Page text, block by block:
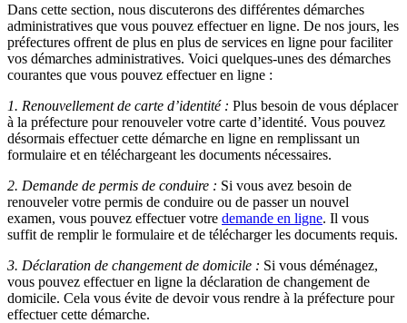
Dans cette section, nous discuterons des différentes démarches
administratives que vous pouvez effectuer en ligne. De nos jours, les
préfectures offrent de plus en plus de services en ligne pour faciliter
vos démarches administratives. Voici quelques-unes des démarches
courantes que vous pouvez effectuer en ligne :
1. Renouvellement de carte d’identité : Plus besoin de vous déplacer
à la préfecture pour renouveler votre carte d’identité. Vous pouvez
désormais effectuer cette démarche en ligne en remplissant un
formulaire et en téléchargeant les documents nécessaires.
2. Demande de permis de conduire : Si vous avez besoin de
renouveler votre permis de conduire ou de passer un nouvel
examen, vous pouvez effectuer votre demande en ligne. Il vous
suffit de remplir le formulaire et de télécharger les documents requis.
3. Déclaration de changement de domicile : Si vous déménagez,
vous pouvez effectuer en ligne la déclaration de changement de
domicile. Cela vous évite de devoir vous rendre à la préfecture pour
effectuer cette démarche.